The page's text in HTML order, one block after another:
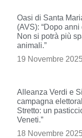
Oasi di Santa
(AVS): “Dopo
Non si potrà più
animali.”
19 Novembre
Alleanza Verdi e
campagna
Stretto: un
Veneti.”
18 Novembre